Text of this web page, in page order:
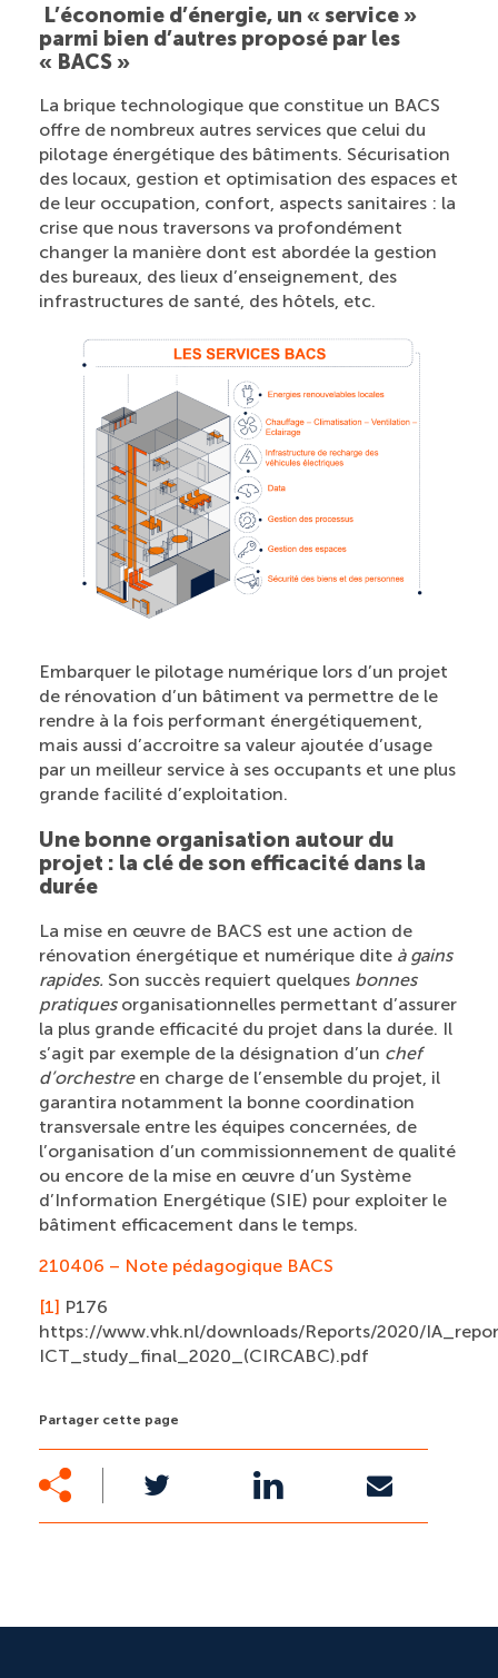
L’économie d’énergie, un « service »
parmi bien d’autres proposé par les
« BACS »
La brique technologique que constitue un BACS
offre de nombreux autres services que celui du
pilotage énergétique des bâtiments. Sécurisation
des locaux, gestion et optimisation des espaces et
de leur occupation, confort, aspects sanitaires : la
crise que nous traversons va profondément
changer la manière dont est abordée la gestion
des bureaux, des lieux d’enseignement, des
infrastructures de santé, des hôtels, etc.
Embarquer le pilotage numérique lors d’un projet
de rénovation d’un bâtiment va permettre de le
rendre à la fois performant énergétiquement,
mais aussi d’accroitre sa valeur ajoutée d’usage
par un meilleur service à ses occupants et une plus
grande facilité d’exploitation.
Une bonne organisation autour du
projet : la clé de son efficacité dans la
durée
La mise en œuvre de BACS est une action de
rénovation énergétique et numérique dite à gains
rapides. Son succès requiert quelques bonnes
pratiquesorganisationnelles permettant d’assurer
la plus grande efficacité du projet dans la durée. Il
s’agit par exemple de la désignation d’un chef
d’orchestreen charge de l’ensemble du projet, il
garantira notamment la bonne coordination
transversale entre les équipes concernées, de
l’organisation d’un commissionnement de qualité
ou encore de la mise en œuvre d’un Système
d’Information Energétique (SIE) pour exploiter le
bâtiment efficacement dans le temps.
210406 – Note pédagogique BACS
[1] P176
https://www.vhk.nl/downloads/Reports/2020/
ICT_study_final_2020_(CIRCABC).pdf
Partager cette page